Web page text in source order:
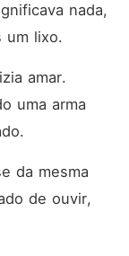
nada,
um lixo.
amar.
uma arma
da mesma
de ouvir,